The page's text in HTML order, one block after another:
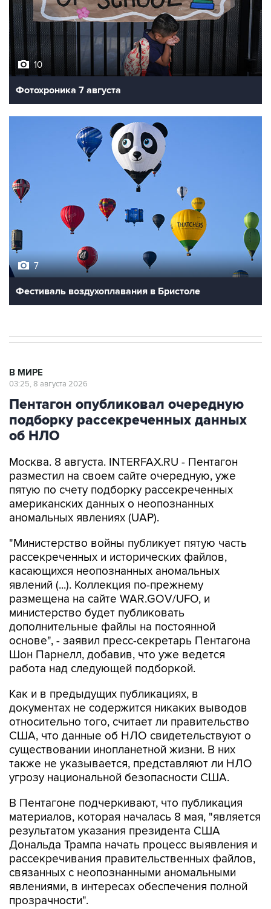
10
Фотохроника 7 августа
7
Фестиваль воздухоплавания в Бристоле
В МИРЕ
03:25, 8 августа 2026
Пентагон опубликовал очередную
подборку рассекреченных данных
об НЛО
Москва. 8 августа. INTERFAX.RU - Пентагон
разместил на своем сайте очередную, уже
пятую по счету подборку рассекреченных
американских данных о неопознанных
аномальных явлениях (UAP).
"Министерство войны публикует пятую часть
рассекреченных и исторических файлов,
касающихся неопознанных аномальных
явлений (...). Коллекция по-прежнему
размещена на сайте WAR.GOV/UFO, и
министерство будет публиковать
дополнительные файлы на постоянной
основе", - заявил пресс-секретарь Пентагона
Шон Парнелл, добавив, что уже ведется
работа над следующей подборкой.
Как и в предыдущих публикациях, в
документах не содержится никаких выводов
относительно того, считает ли правительство
США, что данные об НЛО свидетельствуют о
существовании инопланетной жизни. В них
также не указывается, представляют ли НЛО
угрозу национальной безопасности США.
В Пентагоне подчеркивают, что публикация
материалов, которая началась 8 мая, "является
результатом указания президента США
Дональда Трампа начать процесс выявления и
рассекречивания правительственных файлов,
связанных с неопознанными аномальными
явлениями, в интересах обеспечения полной
прозрачности".